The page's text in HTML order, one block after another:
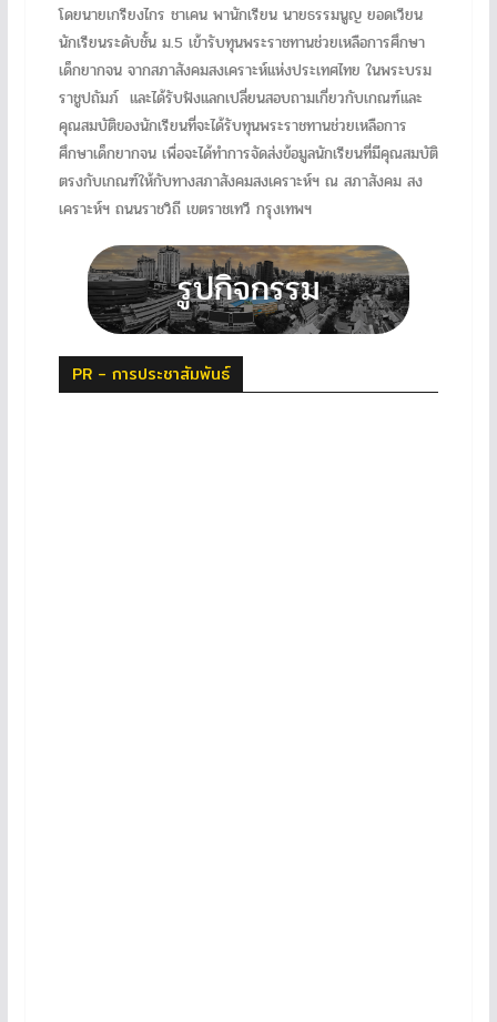
โดยนายเกรียงไกร ชาเคน พานักเรียน นายธรรมนูญ ยอดเวียน
นักเรียนระดับชั้น ม.5 เข้ารับทุนพระราชทานช่วยเหลือการศึกษา
เด็กยากจน จากสภาสังคมสงเคราะห์แห่งประเทศไทย ในพระบรม
ราชูปถัมภ์ และได้รับฟังแลกเปลี่ยนสอบถามเกี่ยวกับเกณฑ์และ
คุณสมบัติของนักเรียนที่จะได้รับทุนพระราชทานช่วยเหลือการ
ศึกษาเด็กยากจน เพื่อจะได้ทำการจัดส่งข้อมูลนักเรียนที่มีคุณสมบัติ
ตรงกับเกณฑ์ให้กับทางสภาสังคมสงเคราะห์ฯ ณ สภาสังคม สง
เคราะห์ฯ ถนนราชวิถี เขตราชเทวี กรุงเทพฯ
PR - การประชาสัมพันธ์